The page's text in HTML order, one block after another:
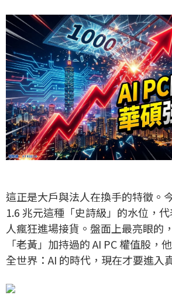
這正是大戶與法人在換手的特徵。
1.6 兆元這種「史詩級」的水位，
人瘋狂進場接貨。盤面上最亮眼的
「老黃」加持過的 AI PC 權值股，
全世界：AI 的時代，現在才要進入